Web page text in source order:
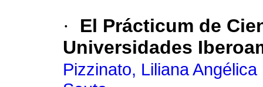
·
El Prácticum de
Universidades
Pizzinato, Liliana